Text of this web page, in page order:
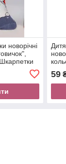
новорічні
59